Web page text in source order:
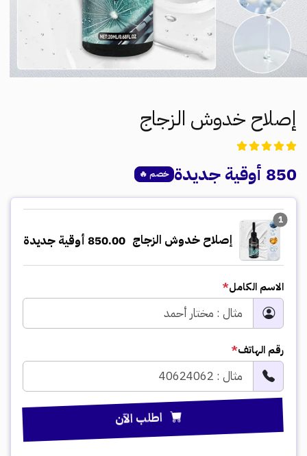
إصلاح خدوش الزجاج
Regular
price
850 أوقية جديدة خصم 🔥
1
إصلاح خدوش الزجاج 850.00 أوقية جديدة
الاسم الكامل*
رقم الهاتف*
اطلب الآن